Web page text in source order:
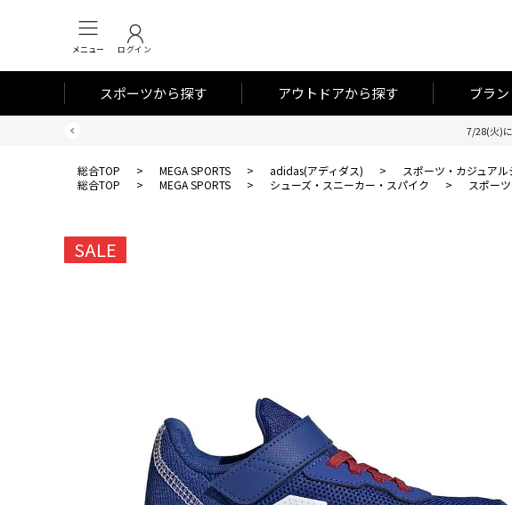
メニュー ログイン
スポーツから探す アウトドアから探す ブラ
7/28(火)
総合TOP > MEGA SPORTS > adidas(アディダス) > スポーツ・カジュアル
総合TOP
> MEGA SPORTS > シューズ・スニーカー・スパイク > スポー
SALE